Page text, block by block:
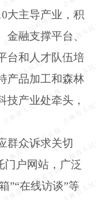
大主导产业，积
融支撑平台、
台和人才队伍培
产品加工和森林
技产业处牵头，
群众诉求关切
门户网站，广泛
”“在线访谈”等